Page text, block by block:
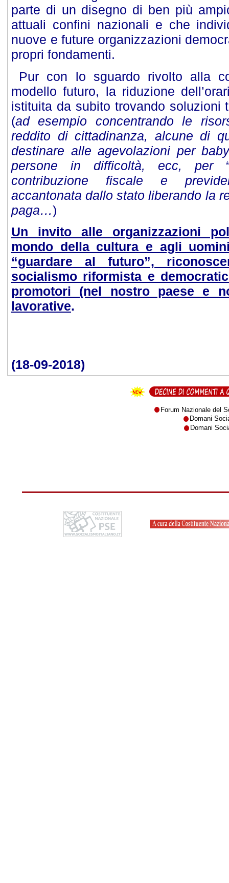
parte di un disegno di ben più
attuali confini nazionali e che
nuove e future organizzazioni
propri fondamenti.
Pur con lo sguardo rivolto alla
modello futuro, la riduzione
istituita da subito trovando soluzioni
(ad esempio concentrando le
reddito di cittadinanza, alcune di
destinare alle agevolazioni per
persone in difficoltà, ecc, per
contribuzione fiscale e
accantonata dallo stato liberando la
paga…)
Un invito alle organizzazioni
mondo della cultura e agli
“guardare al futuro”,
socialismo riformista e
promotori (nel nostro paese e
lavorative.
(18-09-2018)
Forum Nazionale del
Domani
Domani